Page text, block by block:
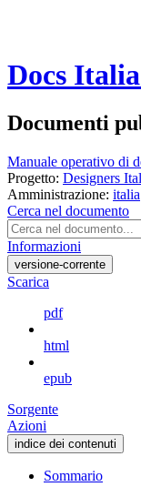
Docs Italia
Documenti
Manuale operativo di
Progetto: Designers
Amministrazione: italia
Cerca nel documento
Informazioni
versione-corrente
Scarica
pdf
html
epub
Sorgente
Azioni
indice dei contenuti
Sommario